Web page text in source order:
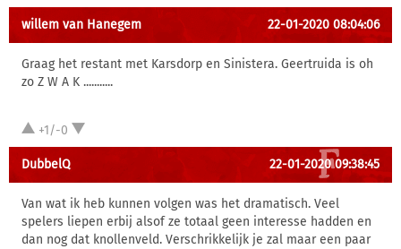
willem van Hanegem 22-01-2020 08:04:06
Graag het restant met Karsdorp en Sinistera. Geertruida is oh
zo Z W A K ...........
+1/-0
DubbelQ 22-01-2020 09:38:45
Van wat ik heb kunnen volgen was het dramatisch. Veel
spelers liepen erbij alsof ze totaal geen interesse hadden en
dan nog dat knollenveld. Verschrikkelijk je zal maar een paar